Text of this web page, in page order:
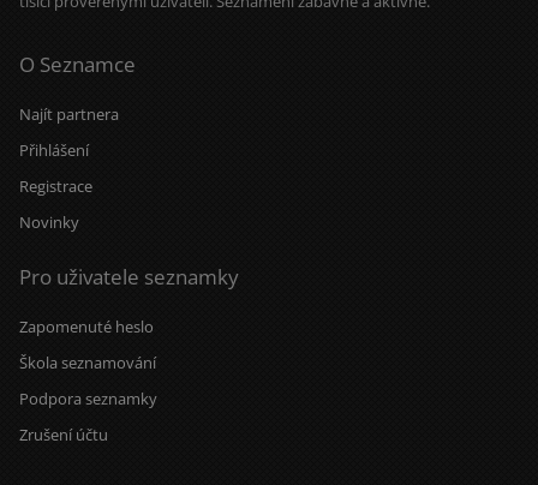
O Seznamce
Najít partnera
Přihlášení
Registrace
Novinky
Pro uživatele seznamky
Zapomenuté heslo
Škola seznamování
Podpora seznamky
Zrušení účtu